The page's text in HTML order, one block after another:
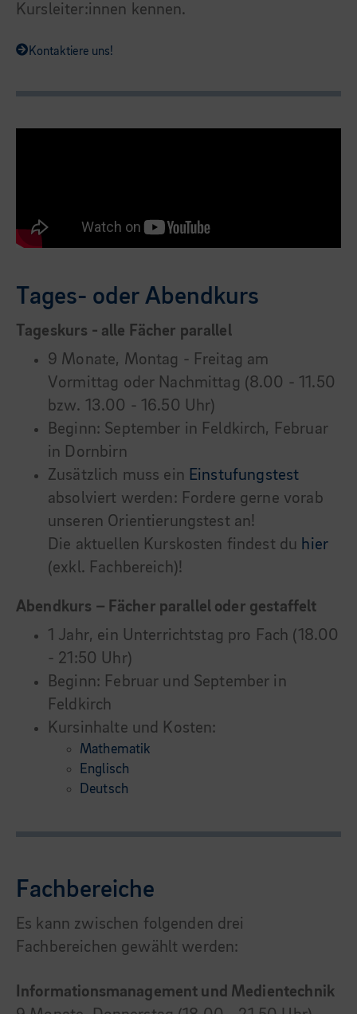
Kursleiter:innen kennen.
Kontaktiere uns!
Tages- oder Abendkurs
Tageskurs - alle Fächer parallel
9 Monate, Montag - Freitag am
Vormittag oder Nachmittag (8.00 - 11.50
bzw. 13.00 - 16.50 Uhr)
Beginn: September in Feldkirch, Februar
in Dornbirn
Zusätzlich muss ein Einstufungstest
absolviert werden: Fordere gerne vorab
unseren Orientierungstest an!
Die aktuellen Kurskosten findest du hier
(exkl. Fachbereich)!
Abendkurs – Fächer parallel oder gestaffelt
1 Jahr, ein Unterrichtstag pro Fach (18.00
- 21:50 Uhr)
Beginn: Februar und September in
Feldkirch
Kursinhalte und Kosten:
Mathematik
Englisch
Deutsch
Fachbereiche
Es kann zwischen folgenden drei
Fachbereichen gewählt werden:
Informationsmanagement und Medientechnik